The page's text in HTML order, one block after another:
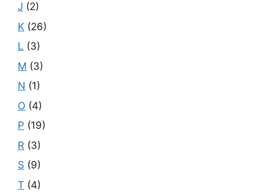
J (2)
K (26)
L (3)
M (3)
N (1)
O (4)
P (19)
R (3)
S (9)
T (4)